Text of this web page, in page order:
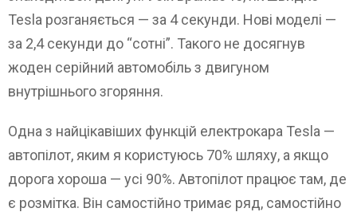
Tesla розганяється — за 4 секунди. Нові моделі —
за 2,4 секунди до “сотні”. Такого не досягнув
жоден серійний автомобіль з двигуном
внутрішнього згоряння.
Одна з найцікавіших функцій електрокара Tesla —
автопілот, яким я користуюсь 70% шляху, а якщо
дорога хороша — усі 90%. Автопілот працює там, де
є розмітка. Він самостійно тримає ряд, самостійно